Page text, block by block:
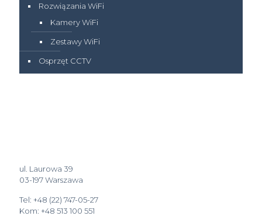
Rozwiązania WiFi
Kamery WiFi
Zestawy WiFi
Osprzęt CCTV
ul. Laurowa 39
03-197 Warszawa
Tel: +48 (22) 747-05-27
Kom: +48 513 100 551